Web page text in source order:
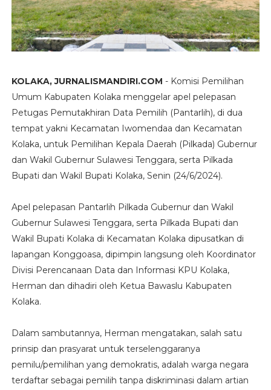
KOLAKA, JURNALISMANDIRI.COM - Komisi Pemilihan
Umum Kabupaten Kolaka menggelar apel pelepasan
Petugas Pemutakhiran Data Pemilih (Pantarlih), di dua
tempat yakni Kecamatan Iwomendaa dan Kecamatan
Kolaka, untuk Pemilihan Kepala Daerah (Pilkada) Gubernur
dan Wakil Gubernur Sulawesi Tenggara, serta Pilkada
Bupati dan Wakil Bupati Kolaka, Senin (24/6/2024).
Apel pelepasan Pantarlih Pilkada Gubernur dan Wakil
Gubernur Sulawesi Tenggara, serta Pilkada Bupati dan
Wakil Bupati Kolaka di Kecamatan Kolaka dipusatkan di
lapangan Konggoasa, dipimpin langsung oleh Koordinator
Divisi Perencanaan Data dan Informasi KPU Kolaka,
Herman dan dihadiri oleh Ketua Bawaslu Kabupaten
Kolaka.
Dalam sambutannya, Herman mengatakan, salah satu
prinsip dan prasyarat untuk terselenggaranya
pemilu/pemilihan yang demokratis, adalah warga negara
terdaftar sebagai pemilih tanpa diskriminasi dalam artian